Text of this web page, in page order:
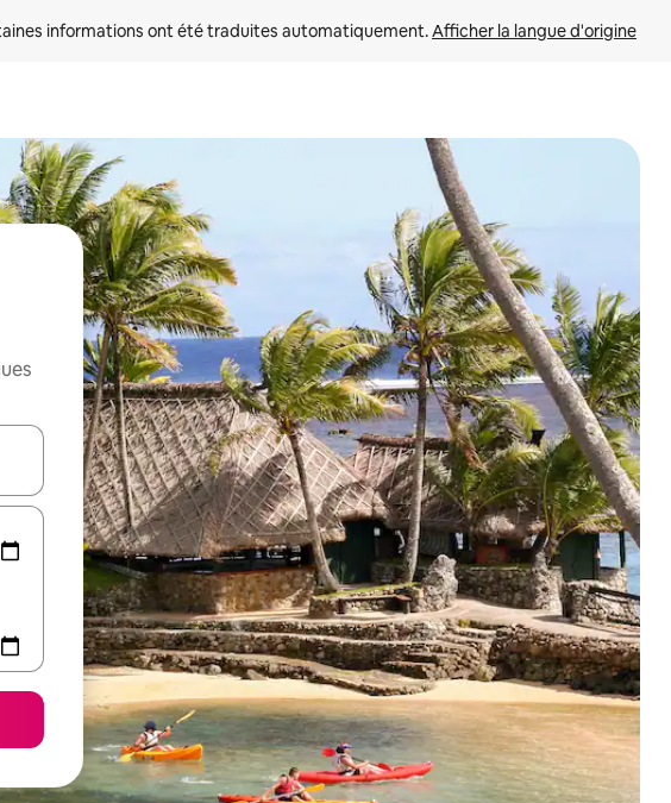
informations ont été traduites automatiquement. Afficher la langue d'origine
vers le haut et vers le bas pour les parcourir ou en appuyant et en faisant glisser.